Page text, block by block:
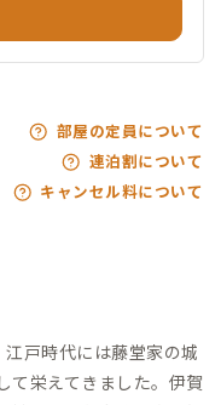
部屋の定員について
連泊割について
キャンセル料について
戸時代には藤堂家の城
て栄えてきました。伊賀